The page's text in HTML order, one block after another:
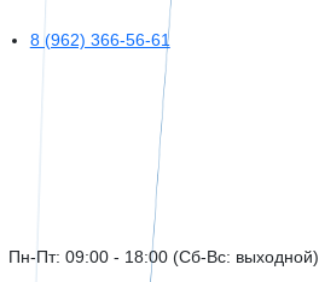
8 (962) 366-56-61
Пн-Пт: 09:00 - 18:00 (Сб-Вс: выходной)